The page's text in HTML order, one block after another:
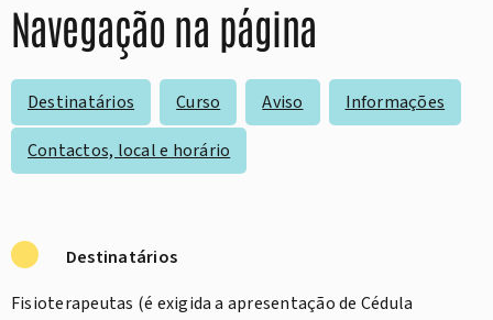
Navegação na página
Destinatários Curso Aviso
Informações
Contactos, local e horário
Destinatários
Fisioterapeutas (é exigida a apresentação de Cédula